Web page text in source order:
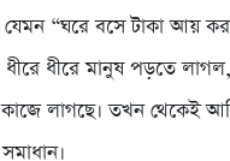
“ঘরে বসে টাকা আয়
ধীরে ধীরে মানুষ পড়তে
কাজে লাগছে। তখন থেকেই